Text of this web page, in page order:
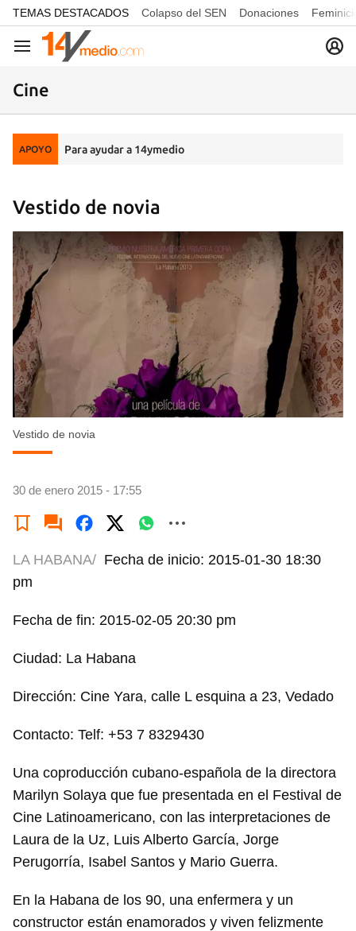
common.go-to-content
TEMAS DESTACADOS Colapso del SEN Donaciones
Navegación
Cine
APOYO Para ayudar a 14ymedio
Vestido de novia
Vestido de novia
30 de enero 2015 - 17:55
LA HABANA/ Fecha de inicio: 2015-01-30 18:30
pm
Fecha de fin: 2015-02-05 20:30 pm
Ciudad: La Habana
Dirección: Cine Yara, calle L esquina a 23, Vedado
Contacto: Telf: +53 7 8329430
Una coproducción cubano-española de la directora
Marilyn Solaya que fue presentada en el Festival de
Cine Latinoamericano, con las interpretaciones de
Laura de la Uz, Luis Alberto García, Jorge
Perugorría, Isabel Santos y Mario Guerra.
En la Habana de los 90, una enfermera y un
constructor están enamorados y viven felizmente